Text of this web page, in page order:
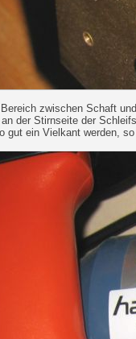
zwischen Schaft
der Stirnseite der
gut ein Vielkant werden,